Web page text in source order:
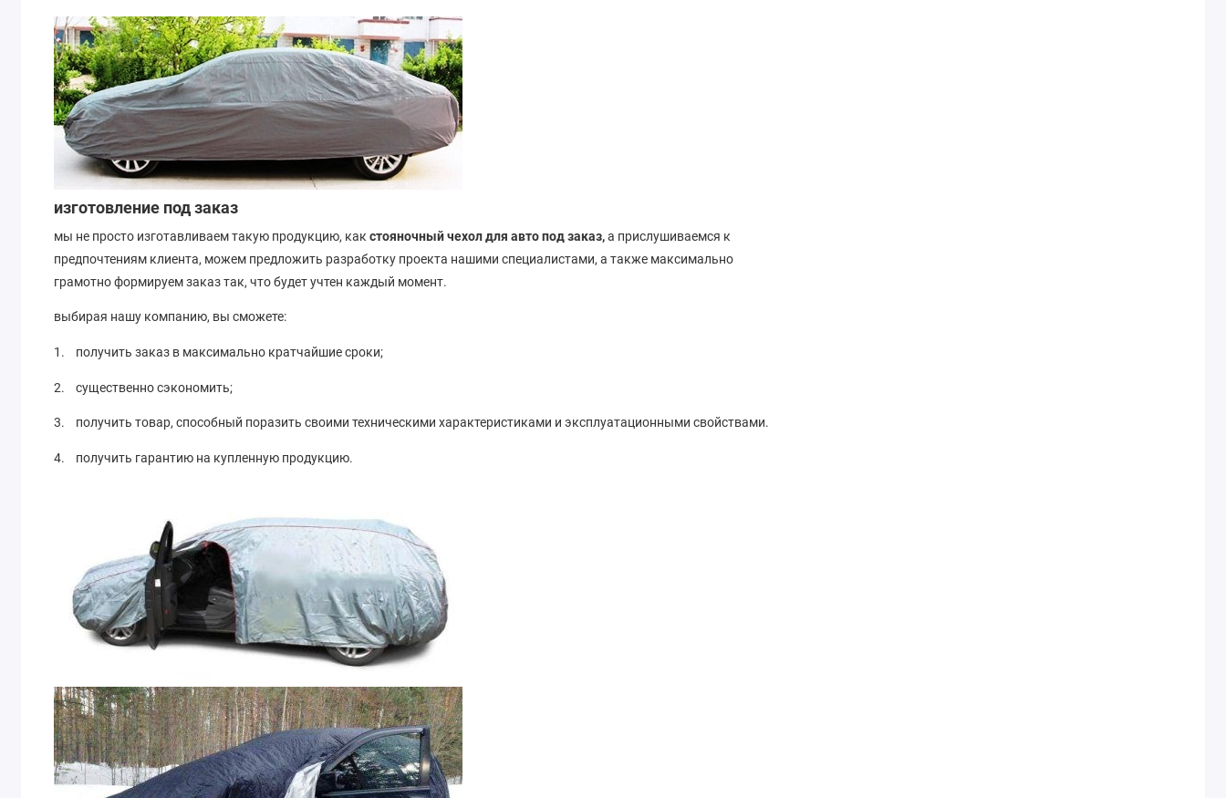
изготовление под заказ
мы не просто изготавливаем такую продукцию, какстояночный чехол для авто под заказ,а прислушиваемся к
предпочтениям клиента, можем предложить разработку проекта нашими специалистами, а также максимально
грамотно формируем заказ так, что будет учтен каждый момент.
выбирая нашу компанию, вы сможете:
1. получить заказ в максимально кратчайшие сроки;
2. существенно сэкономить;
3. получить товар, способный поразить своими техническими характеристиками и эксплуатационными свойствами.
4. получить гарантию на купленную продукцию.